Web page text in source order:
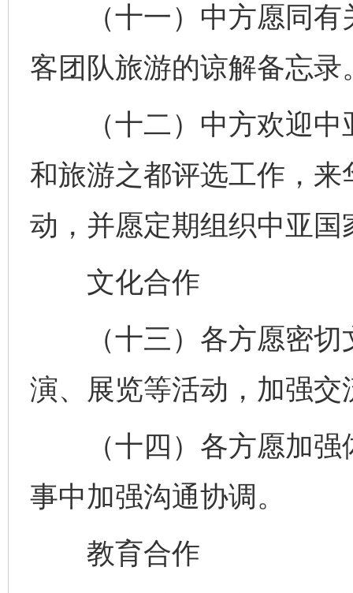
（十一）中方愿同有
客团队旅游的谅解备忘录
（十二）中方欢迎中
和旅游之都评选工作，
动，并愿定期组织中亚
文化合作
（十三）各方愿密切
演、展览等活动，加强交
（十四）各方愿加强
事中加强沟通协调。
教育合作